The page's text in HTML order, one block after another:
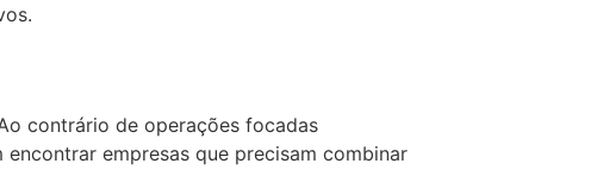
contrário de operações focadas
empresas que precisam combinar